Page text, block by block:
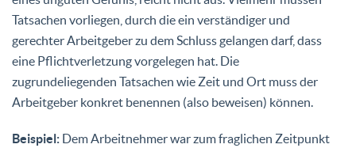
Tatsachen vorliegen, durch die ein verständiger und
gerechter Arbeitgeber zu dem Schluss gelangen darf, dass
eine Pflichtverletzung vorgelegen hat. Die
zugrundeliegenden Tatsachen wie Zeit und Ort muss der
Arbeitgeber konkret benennen (also beweisen) können.
Beispiel: Dem Arbeitnehmer war zum fraglichen Zeitpunkt